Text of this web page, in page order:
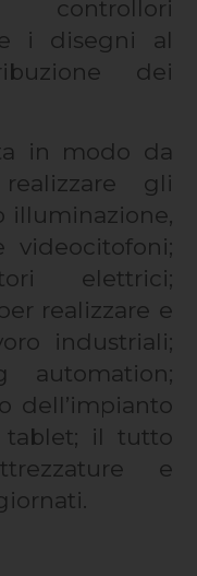
i disegni al
dei
in modo da
gli
illuminazione,
videocitofoni;
elettrici;
realizzare e
industriali;
automation;
dell’impianto
tablet; il tutto
e